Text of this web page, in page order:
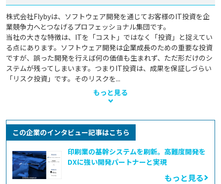
株式会社Flybyは、ソフトウェア開発を通じてお客様のIT投資を企
業競争力へとつなげるプロフェッショナル集団です。
当社の大きな特徴は、ITを「コスト」ではなく「投資」と捉えてい
る点にあります。ソフトウェア開発は企業成長のための重要な投資
ですが、誤った開発を行えば何の価値も生まれず、ただ形だけのシ
ステムが残ってしまいます。つまりIT投資は、成果を保証しづらい
「リスク投資」です。そのリスクを...
もっと見る
この企業のインタビュー記事はこちら
印刷業の基幹システムを刷新。高難度開発を
DXに強い開発パートナーと実現
もっと見る